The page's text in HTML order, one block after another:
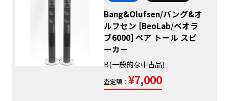
Bang&Olufsen/バング&オ
ルフセン [BeoLab/ベオラ
ブ6000] ペア トール スピ
ーカー
B(一般的な中古品)
査定額： ¥7,000